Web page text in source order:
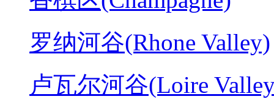
罗纳河谷(Rhone Valley)
卢瓦尔河谷(Loire